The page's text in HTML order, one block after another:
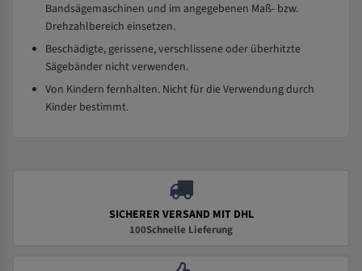
Bandsägemaschinen und im angegebenen Maß- bzw.
Drehzahlbereich einsetzen.
Beschädigte, gerissene, verschlissene oder überhitzte
Sägebänder nicht verwenden.
Von Kindern fernhalten. Nicht für die Verwendung durch
Kinder bestimmt.
SICHERER VERSAND MIT DHL
100Schnelle Lieferung